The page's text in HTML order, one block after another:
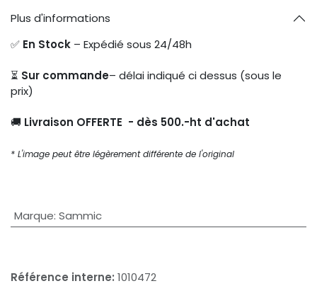
Plus d'informations
✅ En Stock – Expédié sous 24/48h
⏳ Sur commande– délai indiqué ci dessus (sous le
prix)
🚚 Livraison OFFERTE - dès 500.-ht d'achat
* L'image peut être légèrement différente de l'original
Marque: Sammic
Référence interne: 1010472